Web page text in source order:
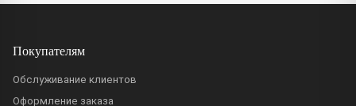
Покупателям
Обслуживание клиентов
Оформление заказа